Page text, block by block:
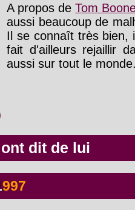
A propos deTom
aussi beaucoup de
Il se connaît très bien,
fait d'ailleurs rejaillir
aussi sur tout le
Il ont dit de lui
1997